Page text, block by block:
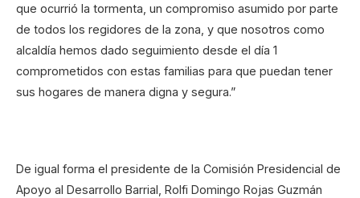
que ocurrió la tormenta, un compromiso asumido por parte
de todos los regidores de la zona, y que nosotros como
alcaldía hemos dado seguimiento desde el día 1
comprometidos con estas familias para que puedan tener
sus hogares de manera digna y segura.”
De igual forma el presidente de la Comisión Presidencial de
Apoyo al Desarrollo Barrial, Rolfi Domingo Rojas Guzmán